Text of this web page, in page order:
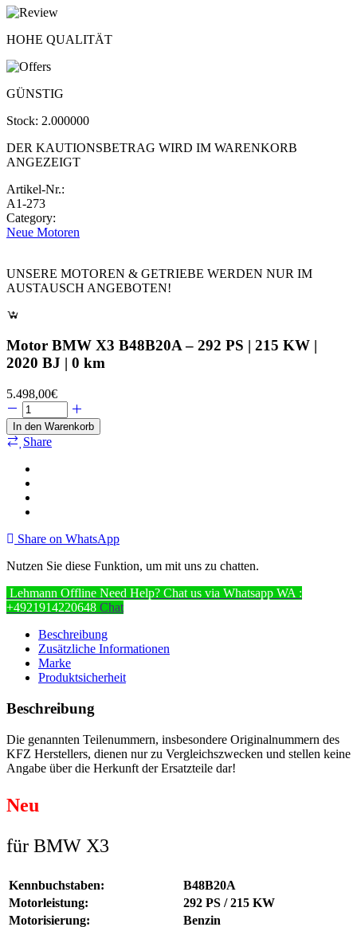
HOHE QUALITÄT
GÜNSTIG
Stock: 2.000000
DER KAUTIONSBETRAG WIRD IM WARENKORB
ANGEZEIGT
Artikel-Nr.:
A1-273
Category:
Neue Motoren
UNSERE MOTOREN & GETRIEBE WERDEN NUR IM
AUSTAUSCH ANGEBOTEN!
Motor BMW X3 B48B20A – 292 PS | 215 KW |
2020 BJ | 0 km
5.498,00€
In den Warenkorb
Share
Share on WhatsApp
Nutzen Sie diese Funktion, um mit uns zu chatten.
Lehmann Offline Need Help? Chat us via Whatsapp WA :
+4921914220648 Chat
Beschreibung
Zusätzliche Informationen
Marke
Produktsicherheit
Beschreibung
Die genannten Teilenummern, insbesondere Originalnummern des
KFZ Herstellers, dienen nur zu Vergleichszwecken und stellen keine
Angabe über die Herkunft der Ersatzteile dar!
Neu
für BMW X3
Kennbuchstaben:
B48B20A
Motorleistung:
292 PS / 215 KW
Motorisierung:
Benzin